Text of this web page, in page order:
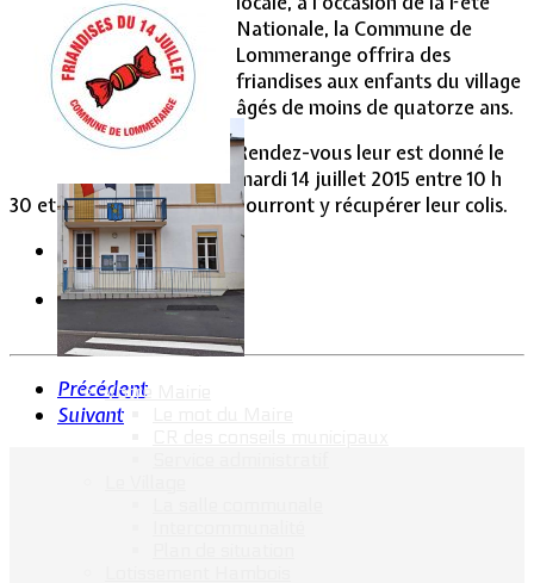
Vie Municipale
Votre Mairie
Nationale, la Commune de
Lommerange offrira des
friandises aux enfants du village
âgés de moins de quatorze ans.
Rendez-vous leur est donné le
mardi 14 juillet 2015 entre 10 h
30 et 11 h 30 en mairie. Ils pourront y récupérer leur colis.
Précédent
Suivant